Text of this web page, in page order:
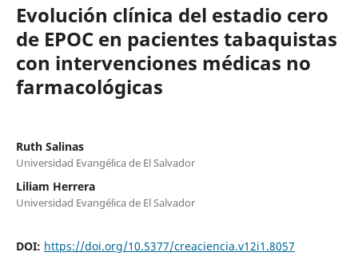
Evolución clínica del estadio cero
de EPOC en pacientes tabaquistas
con intervenciones médicas no
farmacológicas
Ruth Salinas
Universidad Evangélica de El Salvador
Liliam Herrera
Universidad Evangélica de El Salvador
DOI: https://doi.org/10.5377/creaciencia.v12i1.8057